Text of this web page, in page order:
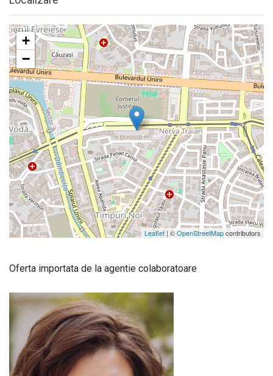
+
−
Leaflet | ©OpenStreetMapcontributors
Oferta importata de la agentie colaboratoare